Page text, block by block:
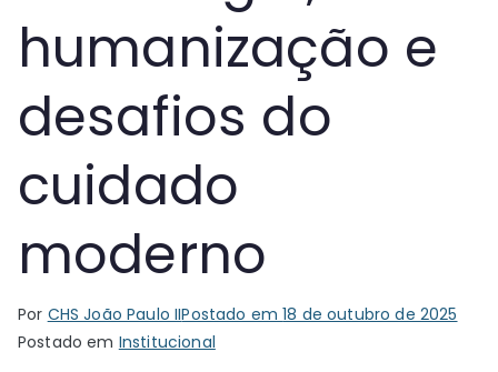
humanização e
desafios do
cuidado
moderno
Por CHS João Paulo IIPostado em18 de outubro de 2025
Postado em Institucional